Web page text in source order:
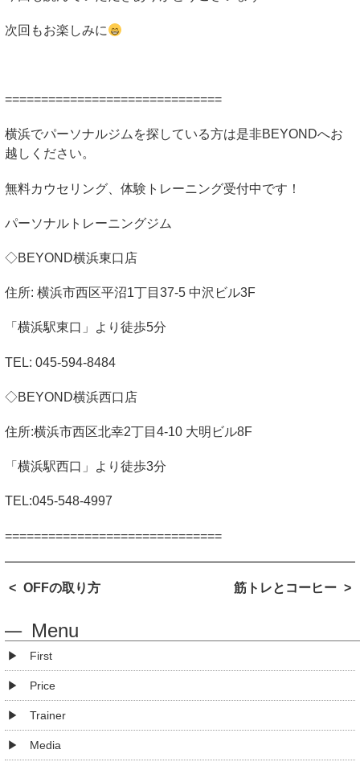
次回もお楽しみに
==============================
横浜でパーソナルジムを探している方は是非BEYONDへお
越しください。
無料カウセリング、体験トレーニング受付中です！
パーソナルトレーニングジム
◇BEYOND横浜東口店
住所: 横浜市西区平沼1丁目 37-5 中沢ビル3F
「横浜駅東口」より徒歩5分
TEL: 045-594-8484
◇BEYOND横浜西口店
住所:横浜市西区北幸2丁目 4-10 大明ビル8F
「横浜駅西口」より徒歩3分
TEL:045-548-4997
==============================
OFFの取り方 筋トレとコーヒー
Menu
First
Price
Trainer
Media